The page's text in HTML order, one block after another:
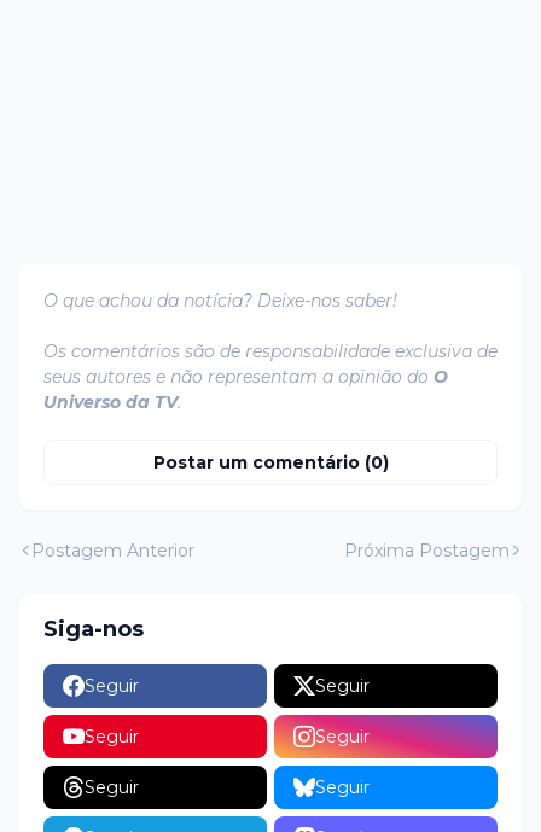
O que achou da notícia? Deixe-nos saber!
Os comentários são de responsabilidade exclusiva de
seus autores e não representam a opinião do O
Universo da TV.
Postar um comentário (0)
Postagem Anterior Próxima Postagem
Siga-nos
Seguir Seguir
Seguir Seguir
Seguir Seguir